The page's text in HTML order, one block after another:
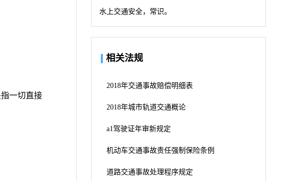
一切直接
水上交通安全，常识。
相关法规
2018年交通事故赔偿明细表
2018年城市轨道交通概论
a1驾驶证年审新规定
机动车交通事故责任强制保险条例
道路交通事故处理程序规定